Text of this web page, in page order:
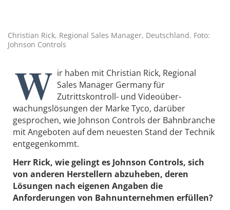
Christian Rick, Regional Sales Manager, Deutschland. Foto:
Johnson Controls
W ir haben mit Christian Rick, Regional
Sales Manager Germany für
Zutrittskontroll- und Videoüber­
wachungslösungen der Marke Tyco, darüber
gesprochen, wie Johnson Controls der Bahnbranche
mit Angeboten auf dem neuesten Stand der Technik
entgegenkommt.
Herr Rick, wie gelingt es Johnson Controls, sich
von anderen Herstellern abzuheben, deren
Lösungen nach eigenen Angaben die
Anforderungen von Bahnunternehmen erfüllen?